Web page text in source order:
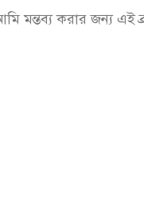
মন্তব্য করার জন্য এই